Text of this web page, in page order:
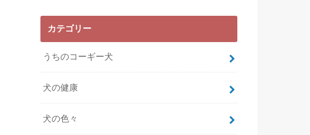
カテゴリー
うちのコーギー犬
犬の健康
犬の色々